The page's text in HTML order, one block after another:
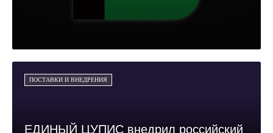
ПОСТАВКИ И ВНЕДРЕНИЯ
ЕДИНЫЙ ЦУПИС внедрил российский